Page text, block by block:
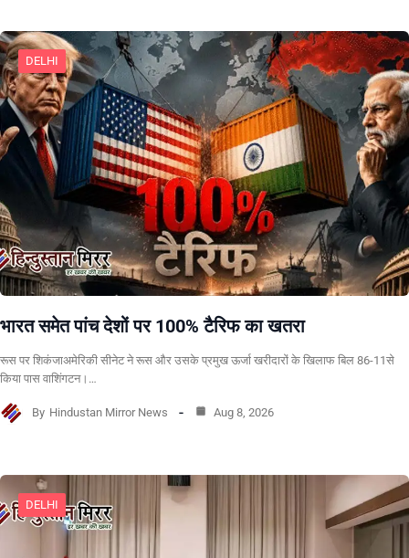
DELHI
भारत समेत पांच देशों पर 100% टैरिफ का खतरा
रूस पर शिकंजाअमेरिकी सीनेट ने रूस और उसके प्रमुख ऊर्जा खरीदारों के खिलाफ बिल 86-11से
किया पास वाशिंगटन।…
By Hindustan Mirror News Aug 8, 2026
DELHI